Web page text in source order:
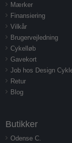
Mærker
Finansiering
Vilkår
Brugervejledning
Cykelløb
Gavekort
Job hos Design
Retur
Blog
Butikker
Odense C.